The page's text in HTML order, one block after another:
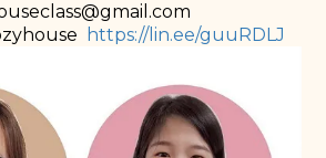
https://lin.ee/guuRDLJ